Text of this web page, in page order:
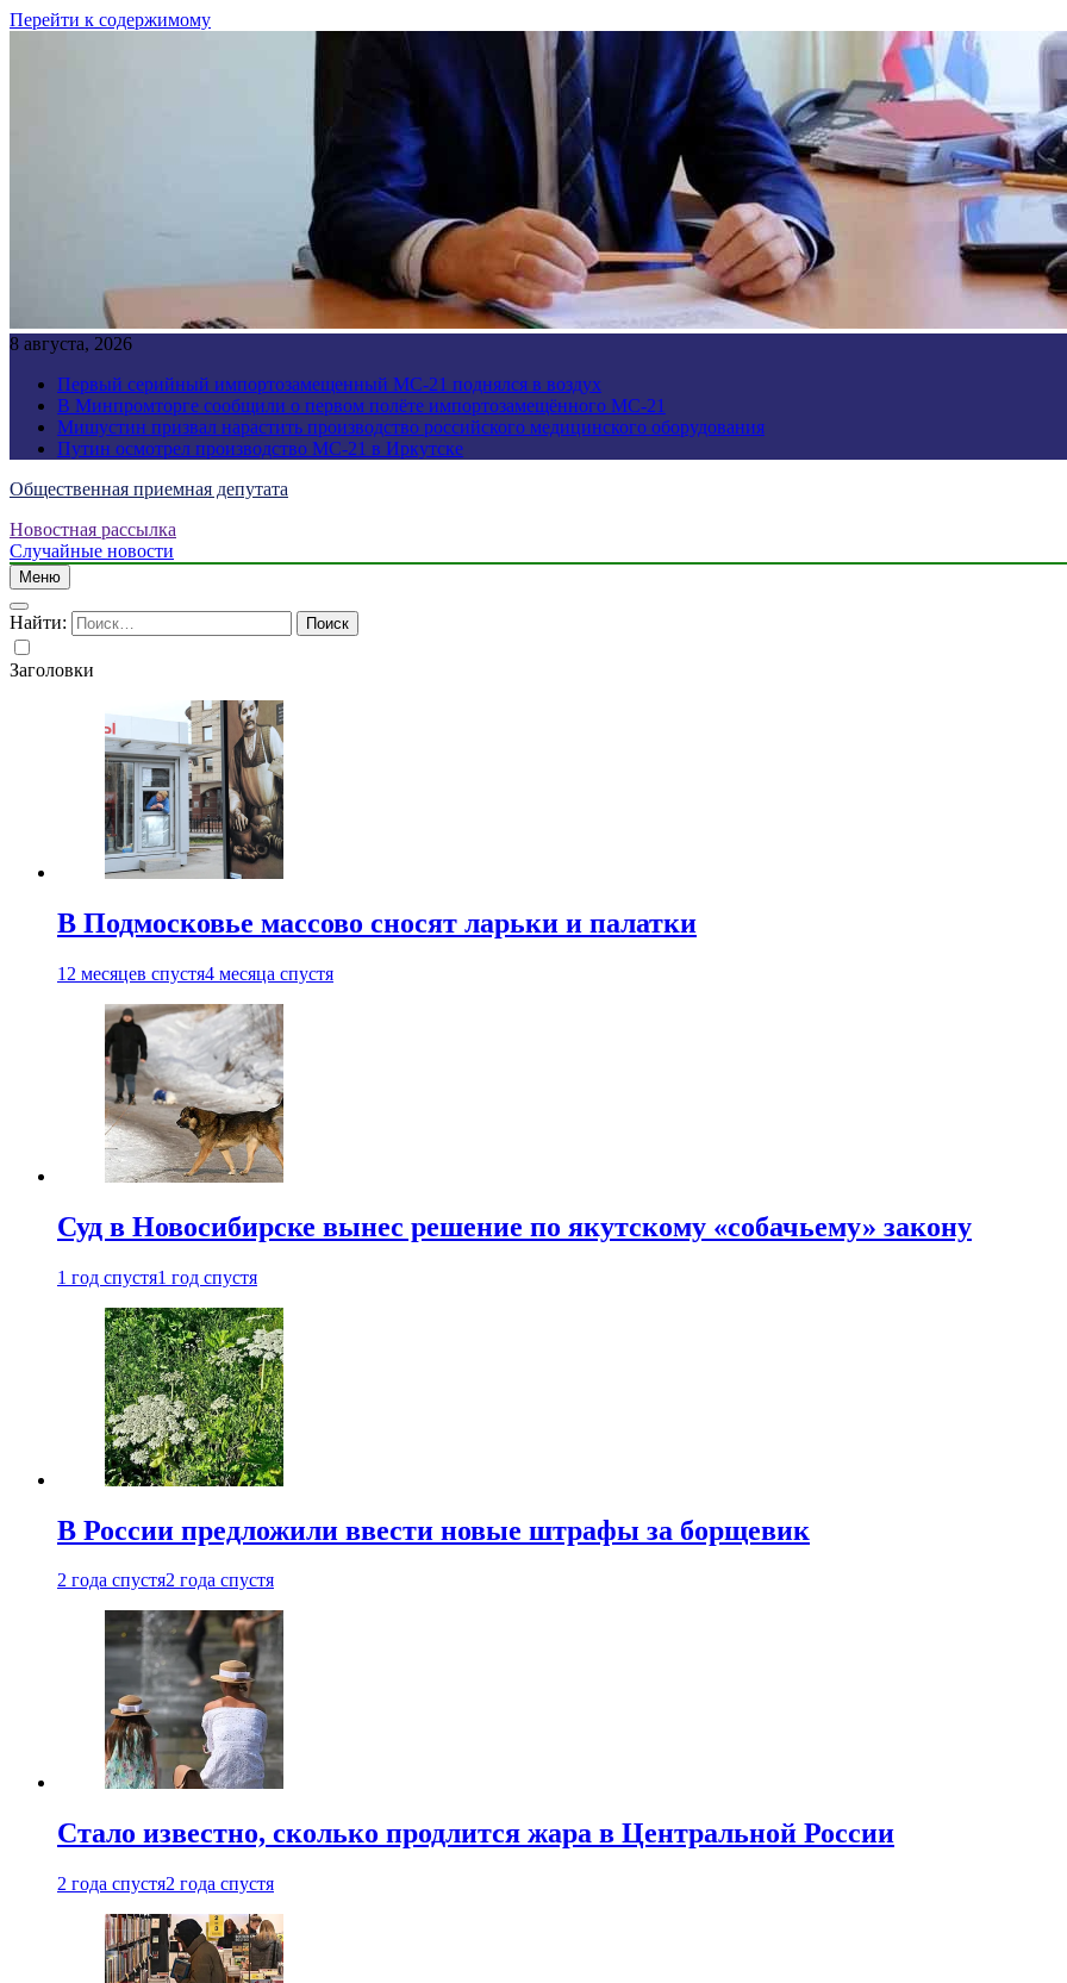
Перейти к содержимому
8 августа, 2026
Первый серийный импортозамещенный МС-21 поднялся в воздух
В Минпромторге сообщили о первом полёте импортозамещённого МС-21
Мишустин призвал нарастить производство российского медицинского оборудования
Путин осмотрел производство МС-21 в Иркутске
Общественная приемная депутата
Новостная рассылка
Случайные новости
Меню
Найти:
Заголовки
В Подмосковье массово сносят ларьки и палатки
12 месяцев спустя4 месяца спустя
Суд в Новосибирске вынес решение по якутскому «собачьему» закону
1 год спустя1 год спустя
В России предложили ввести новые штрафы за борщевик
2 года спустя2 года спустя
Стало известно, сколько продлится жара в Центральной России
2 года спустя2 года спустя